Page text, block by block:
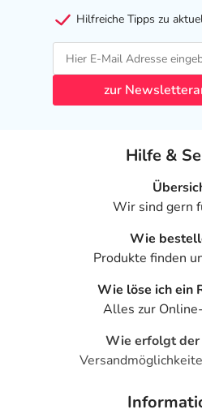
Hilfreiche Tipps zu
zur
Hilfe &
Wir sind gern
Wie
Produkte finden
Wie löse ich ein
Alles zur
Wie erfolgt der